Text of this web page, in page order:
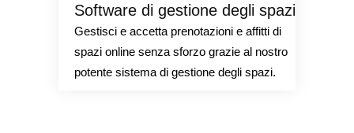
Software di gestione degli spazi
Gestisci e accetta prenotazioni e affitti di
spazi online senza sforzo grazie al nostro
potente sistema di gestione degli spazi.